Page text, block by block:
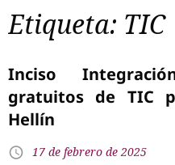
Etiqueta: TIC
Inciso
gratuitos de TIC
Hellín
17 de febrero de 2025